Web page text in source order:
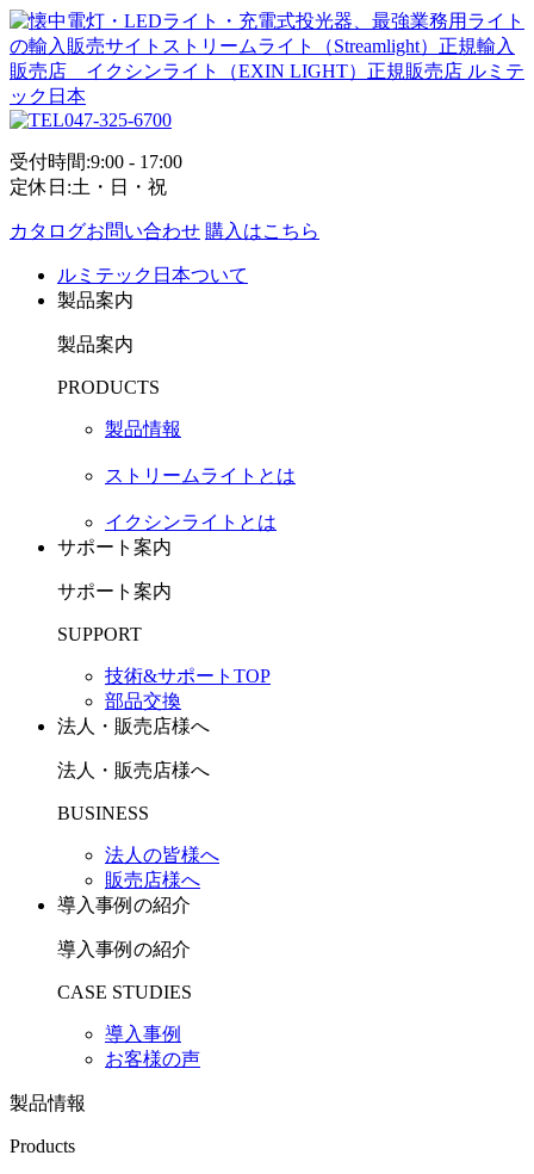
047-325-6700
受付時間:9:00 - 17:00
定休日:土・日・祝
カタログお問い合わせ 購入はこちら
ルミテック日本ついて
製品案内
製品案内
PRODUCTS
製品情報
ストリームライトとは
イクシンライトとは
サポート案内
サポート案内
SUPPORT
技術&サポートTOP
部品交換
法人・販売店様へ
法人・販売店様へ
BUSINESS
法人の皆様へ
販売店様へ
導入事例の紹介
導入事例の紹介
CASE STUDIES
導入事例
お客様の声
製品情報
Products